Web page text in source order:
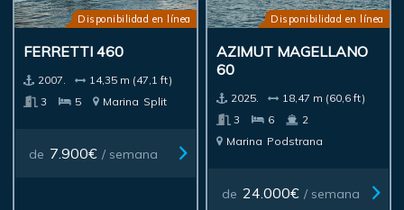
Disponibilidad en línea
FERRETTI 460
2007.
14,35 m (47,1 ft)
3
5 Marina Split
de 7.900€ / semana
Disponibilidad en línea
AZIMUT MAGELLANO
60
2025.
18,47 m (60,6 ft)
3
6
2
Marina Podstrana
de 24.000€ / semana